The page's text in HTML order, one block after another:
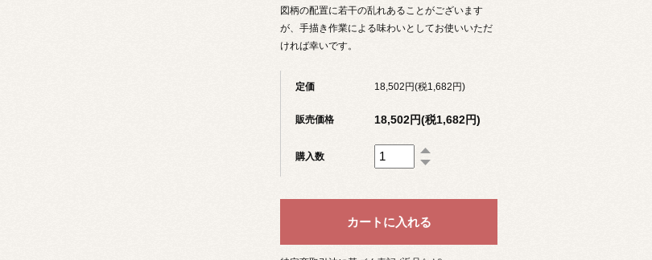
図柄の配置に若干の乱れあることがございます
が、手描き作業による味わいとしてお使いいただ
ければ幸いです。
定価 18,502円(税1,682円)
販売価格 18,502円(税1,682円)
購入数